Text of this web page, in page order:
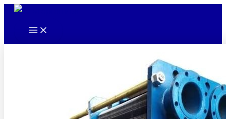
Перейти
содержимому
Main